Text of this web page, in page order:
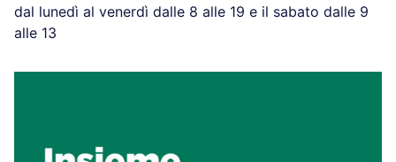
dal lunedì al venerdì dalle 8 alle 19 e il sabato dalle 9
alle 13